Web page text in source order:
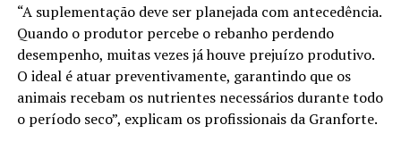
“A suplementação deve ser planejada com antecedência.
Quando o produtor percebe o rebanho perdendo
desempenho, muitas vezes já houve prejuízo produtivo.
O ideal é atuar preventivamente, garantindo que os
animais recebam os nutrientes necessários durante todo
o período seco”, explicam os profissionais da Granforte.